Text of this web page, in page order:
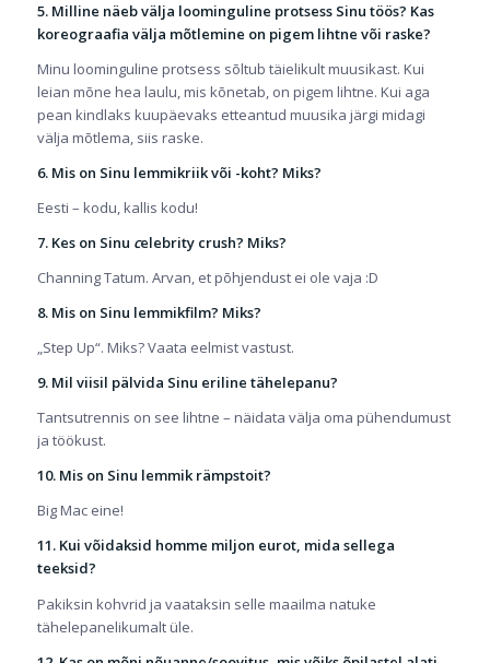
5. Milline näeb välja loominguline protsess Sinu töös? Kas
koreograafia välja mõtlemine on pigem lihtne või raske?
Minu loominguline protsess sõltub täielikult muusikast. Kui
leian mõne hea laulu, mis kõnetab, on pigem lihtne. Kui aga
pean kindlaks kuupäevaks etteantud muusika järgi midagi
välja mõtlema, siis raske.
6. Mis on Sinu lemmikriik või -koht? Miks?
Eesti – kodu, kallis kodu!
7. Kes on Sinu celebrity crush? Miks?
Channing Tatum. Arvan, et põhjendust ei ole vaja :D
8. Mis on Sinu lemmikfilm? Miks?
„Step Up“. Miks? Vaata eelmist vastust.
9. Mil viisil pälvida Sinu eriline tähelepanu?
Tantsutrennis on see lihtne – näidata välja oma pühendumust
ja töökust.
10. Mis on Sinu lemmik rämpstoit?
Big Mac eine!
11. Kui võidaksid homme miljon eurot, mida sellega
teeksid?
Pakiksin kohvrid ja vaataksin selle maailma natuke
tähelepanelikumalt üle.